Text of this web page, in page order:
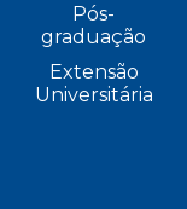
Pós-
graduação
Extensão
Universitária